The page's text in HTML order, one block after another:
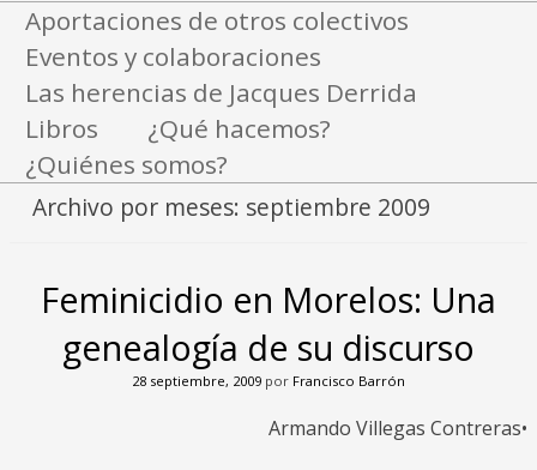
Menú
Ir al contenido
Aportaciones de otros colectivos
Eventos y colaboraciones
Las herencias de Jacques Derrida
Libros
¿Qué hacemos?
¿Quiénes somos?
Archivo por meses: septiembre 2009
Feminicidio en Morelos: Una
genealogía de su discurso
28 septiembre, 2009 por Francisco Barrón
Armando Villegas Contreras•